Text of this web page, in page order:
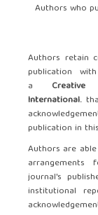
Authors who
Authors retain
publication
a Creative
International.
publication in
Authors are
journal's
institutional